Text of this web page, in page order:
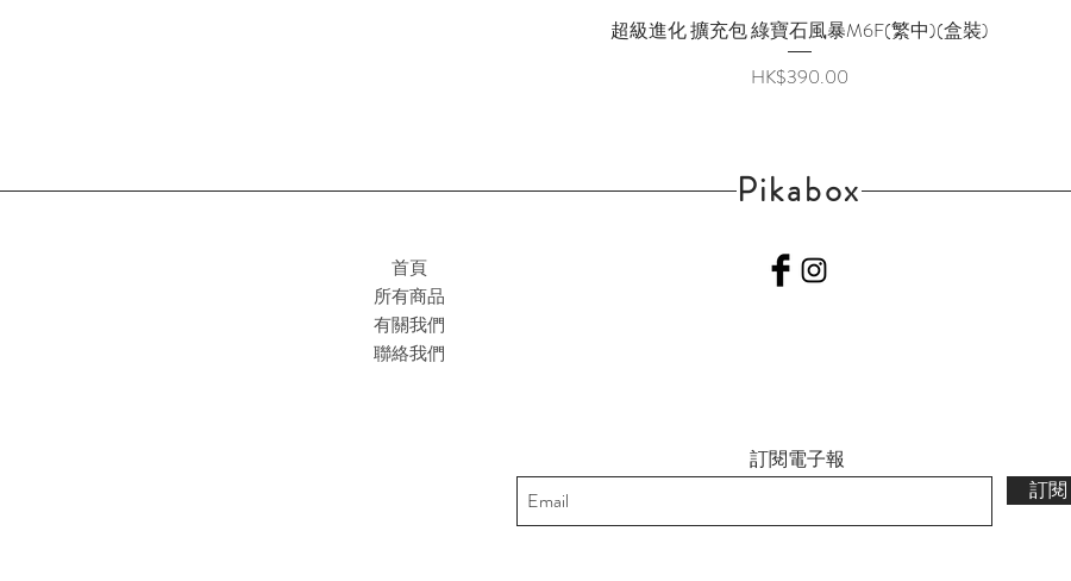
快速瀏覽
超級進化 擴充包 綠寶石風暴M6F(繁中)(盒裝)
價格
HK$390.00
Pikabox
首頁
所有商品
有關我們
聯絡我們
訂閱電子報
訂閱